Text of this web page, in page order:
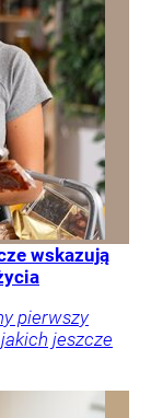
wskazują
pierwszy
jeszcze